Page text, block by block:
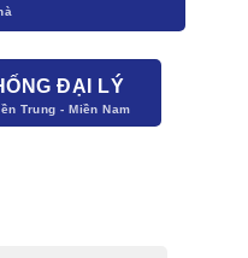
ĐẠI LÝ